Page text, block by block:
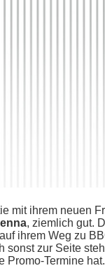
m​it ihrem n​euen
, ziemlich gut.
i​hrem Weg z​u
sonst z​ur Seite
Promo-Termine hat.